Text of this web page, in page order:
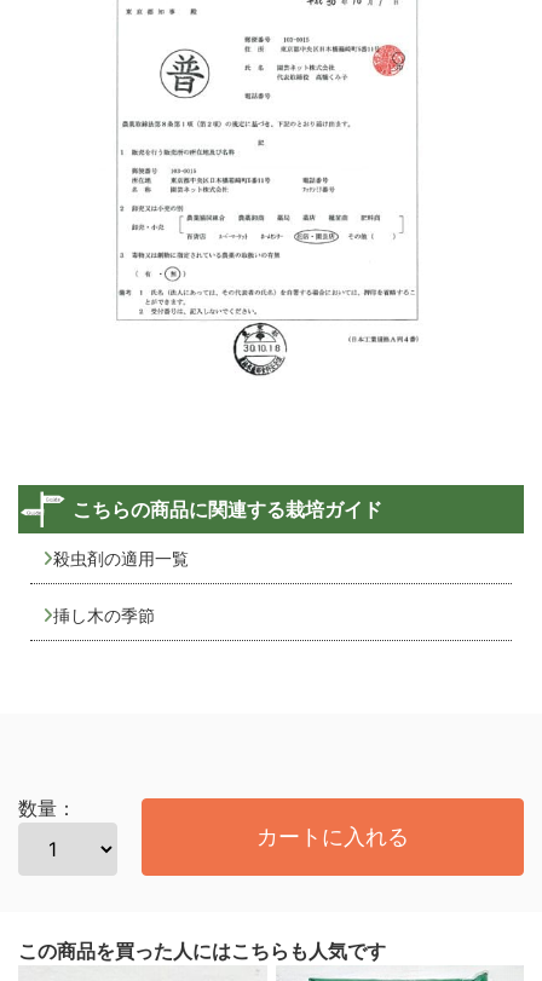
こちらの商品に関連する栽培ガイド
殺虫剤の適用一覧
挿し木の季節
数量：
カートに入れる
この商品を買った人にはこちらも人気です